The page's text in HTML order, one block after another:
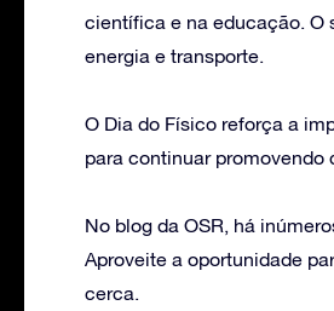
científica e na educação. O
energia e transporte.
O Dia do Físico reforça a
para continuar
No blog da OSR, há
Aproveite a oportunidade
cerca.